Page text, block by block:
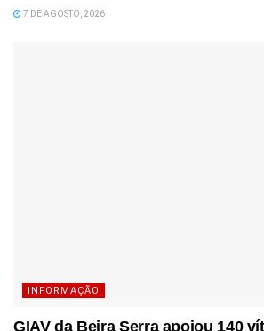
7 DE AGOSTO, 2026
INFORMAÇÃO
GIAV da Beira Serra apoiou 140